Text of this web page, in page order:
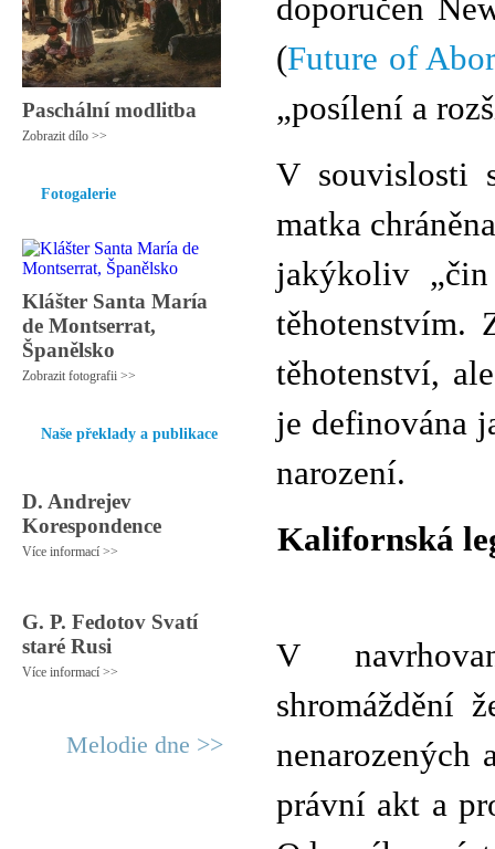
Paschální modlitba
Zobrazit dílo >>
Fotogalerie
Klášter Santa María
de Montserrat,
Španělsko
Zobrazit fotografii >>
Naše překlady a publikace
D. Andrejev
Korespondence
Více informací >>
G. P. Fedotov Svatí
staré Rusi
Více informací >>
Melodie dne >>
doporučen
(Future of
„posílení a
V souvislosti
matka
jakýkoliv
těhotenstvím.
těhotenství,
je definována
narození.
Kalifornská
V
shromáždění
nenarozených
právní akt a